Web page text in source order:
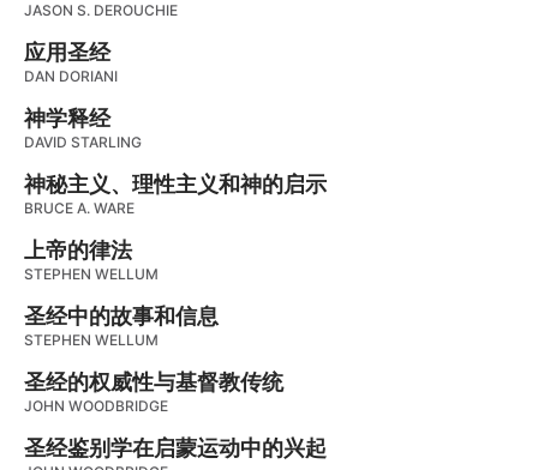
JASON S. DEROUCHIE
应用圣经
DAN DORIANI
神学释经
DAVID STARLING
神秘主义、理性主义和神的启示
BRUCE A. WARE
上帝的律法
STEPHEN WELLUM
圣经中的故事和信息
STEPHEN WELLUM
圣经的权威性与基督教传统
JOHN WOODBRIDGE
圣经鉴别学在启蒙运动中的兴起